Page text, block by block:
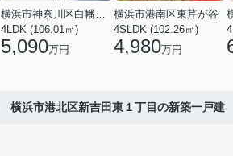
横浜市神奈川区白幡東町
4LDK (106.01㎡)
5,090万円
横浜市港南区東芹が谷
4SLDK (102.26㎡)
4,980万円
横浜市港北区新吉田東１丁目の新築一戸建